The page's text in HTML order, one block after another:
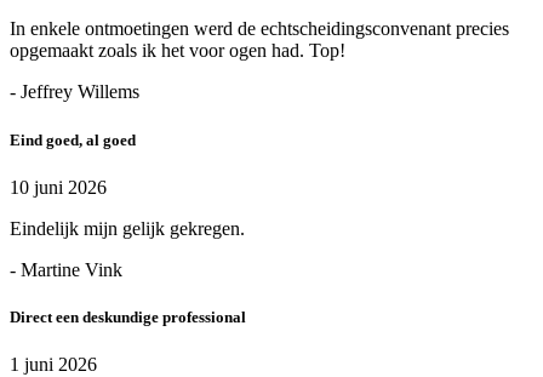
In enkele ontmoetingen werd de echtscheidingsconvenant precies
opgemaakt zoals ik het voor ogen had. Top!
- Jeffrey Willems
Eind goed, al goed
10 juni 2026
Eindelijk mijn gelijk gekregen.
- Martine Vink
Direct een deskundige professional
1 juni 2026